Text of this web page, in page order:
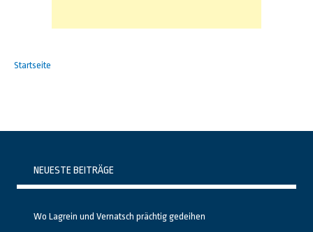
Startseite
NEUESTE BEITRÄGE
Wo Lagrein und Vernatsch prächtig gedeihen